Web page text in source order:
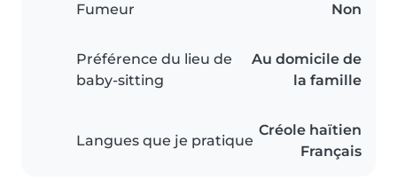
Fumeur Non
Préférence du lieu de
baby-sitting
Au domicile de
la famille
Langues que je pratique
Créole haïtien
Français